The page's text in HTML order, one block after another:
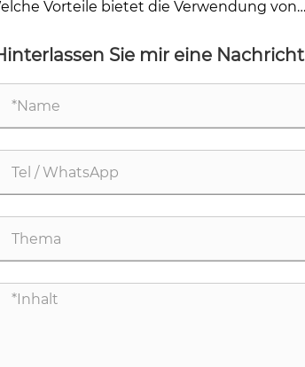
Vorteile bietet die Verwendung von
Sie mir eine Nachricht